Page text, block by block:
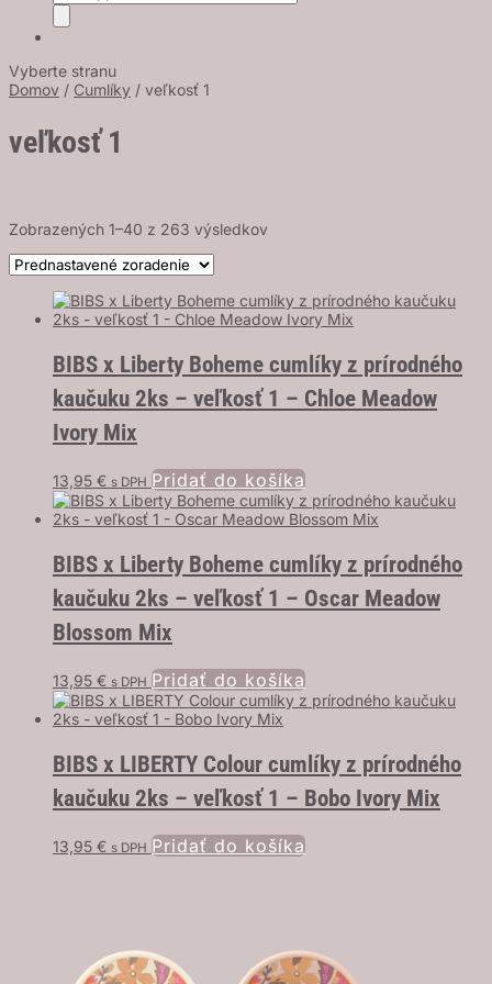
search
Vyberte stranu
Domov / Cumlíky / veľkosť 1
veľkosť 1
Zobrazených 1–40 z 263 výsledkov
BIBS x Liberty Boheme cumlíky z prírodného
kaučuku 2ks – veľkosť 1 – Chloe Meadow
Ivory Mix
13,95 € s DPH Pridať do košíka
BIBS x Liberty Boheme cumlíky z prírodného
kaučuku 2ks – veľkosť 1 – Oscar Meadow
Blossom Mix
13,95 € s DPH Pridať do košíka
BIBS x LIBERTY Colour cumlíky z prírodného
kaučuku 2ks – veľkosť 1 – Bobo Ivory Mix
13,95 € s DPH Pridať do košíka